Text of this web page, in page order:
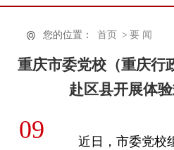
您的位置： 首页 > 要 闻
重庆市委党校（重庆行
赴区县开展体
09
近日，市委党校